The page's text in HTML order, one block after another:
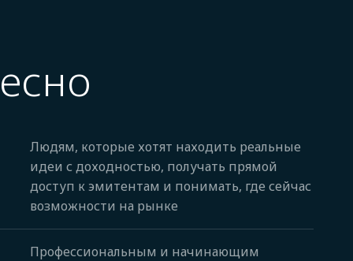
Людям, которые хотят находить реальные
идеи с доходностью, получать прямой
доступ к эмитентам и понимать, где сейчас
возможности на рынке
Профессиональным и начинающим